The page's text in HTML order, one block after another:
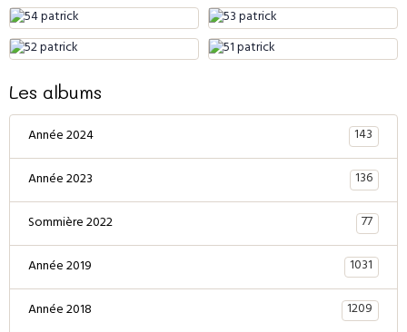
Les albums
Année 2024
143
Année 2023
136
Sommière 2022
77
Année 2019
1031
Année 2018
1209